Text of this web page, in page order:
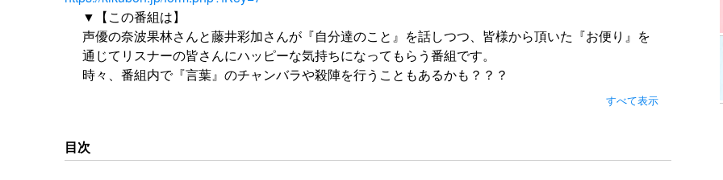
▼【この番組は】
声優の奈波果林さんと藤井彩加さんが『自分達のこと』を話しつつ、皆様から頂いた『お便り』を
通じてリスナーの皆さんにハッピーな気持ちになってもらう番組です。
時々、番組内で『言葉』のチャンバラや殺陣を行うこともあるかも？？？
すべて表示
目次